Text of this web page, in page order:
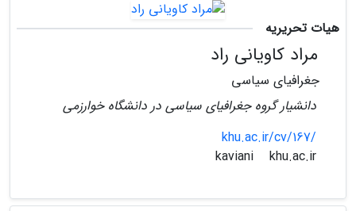
هیات تحریریه
مراد کاویانی راد
جغرافیای سیاسی
دانشیار گروه جغرافیای سیاسی در دانشگاه خوارزمی
khu.ac.ir/cv/167/
khu.ac.ir